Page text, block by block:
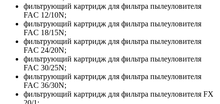
фильтрующий картридж для фильтра пылеуловителя
FAC 12/10N;
фильтрующий картридж для фильтра пылеуловителя
FAC 18/15N;
фильтрующий картридж для фильтра пылеуловителя
FAC 24/20N;
фильтрующий картридж для фильтра пылеуловителя
FAC 30/25N;
фильтрующий картридж для фильтра пылеуловителя
FAC 36/30N;
фильтрующий картридж для фильтра пылеуловителя FX